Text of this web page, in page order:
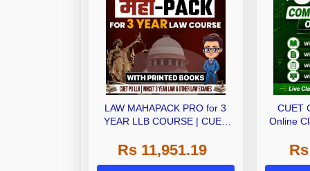
LAW MAHAPACK PRO for 3
YEAR LLB COURSE | CUET
Live Classes with Printed Books
by Adda 247
Rs 11,951.19
CUET
Online